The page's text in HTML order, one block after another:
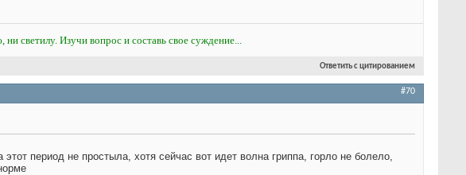
светилу. Изучи вопрос и составь свое суждение...
Ответить с цитированием
#70
период не простыла, хотя сейчас вот идет волна гриппа, горло не болело,